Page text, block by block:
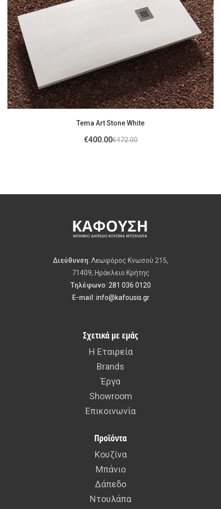
Tema Art Stone White
€472.00
€400.00
Διεύθυνση: Λεωφόρος Κνωσού 215,
71409, Ηράκλειο Κρήτης
Τηλέφωνο: 281 036 0120
E-mail : info@kafousis.gr
Σχετικά με εμάς
Η Εταιρεία
Brands
Έργα
Showroom
Επικοινωνία
Προϊόντα
Κουζίνα
Μπάνιο
Δάπεδο
Ντουλάπα